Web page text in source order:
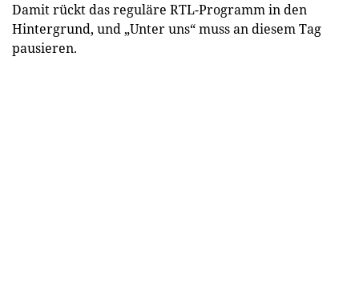
Damit rückt das reguläre RTL-Programm in den
Hintergrund, und „Unter uns“ muss an diesem Tag
pausieren.